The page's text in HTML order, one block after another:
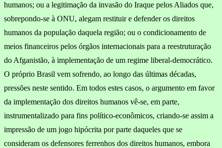
humanos; ou a legitimação da invasão do Iraque pelos Aliados que,
sobrepondo-se à ONU, alegam restituir e defender os direitos
humanos da população daquela região; ou o condiciona­mento de
meios financeiros pelos órgãos internacionais para a reestruturação
do Afganistão, à implementação de um regime liberal-democrático.
O próprio Brasil vem sofrendo, ao longo das últimas décadas,
pressões neste sentido. Em todos estes casos, o argumento em favor
da implementação dos direitos humanos vê-se, em parte,
instrumentalizado para fins político-econômicos, criando-se assim a
impressão de um jogo hipócrita por parte daqueles que se
consideram os defensores ferrenhos dos direitos humanos, embora